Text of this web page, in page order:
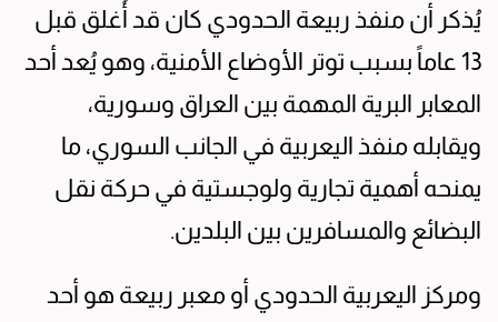
يُذكر أن منفذ ربيعة الحدودي كان قد أُغلق قبل
13 عاماً بسبب توتر الأوضاع الأمنية، وهو يُعد أحد
المعابر البرية المهمة بين العراق وسورية،
ويقابله منفذ اليعربية في الجانب السوري، ما
يمنحه أهمية تجارية ولوجستية في حركة نقل
البضائع والمسافرين بين البلدين.
ومركز اليعربية الحدودي أو معبر ربيعة هو أحد